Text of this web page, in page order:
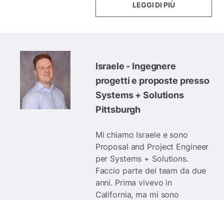
LEGGI DI PIÙ
Israele - Ingegnere
progetti e proposte presso
Systems + Solutions
Pittsburgh
Mi chiamo Israele e sono
Proposal and Project Engineer
per Systems + Solutions.
Faccio parte del team da due
anni. Prima vivevo in
California, ma mi sono